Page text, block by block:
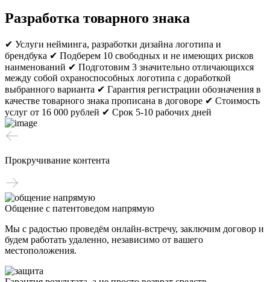
Разработка товарного знака
✔ Услуги нейминга, разработки дизайна логотипа и
брендбука ✔ Подберем 10 свободных и не имеющих рисков
наименований ✔ Подготовим 3 значительно отличающихся
между собой охраноспособных логотипа с доработкой
выбранного варианта ✔ Гарантия регистрации обозначения в
качестве товарного знака прописана в договоре ✔ Стоимость
услуг от 16 000 рублей ✔ Срок 5-10 рабочих дней
Прокручивание контента
Общение с патентоведом напрямую
Мы с радостью проведём онлайн-встречу, заключим договор и
будем работать удаленно, независимо от вашего
местоположения.